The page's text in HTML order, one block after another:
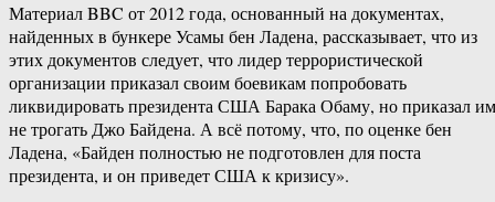
Материал BBC от 2012 года, основанный на документах,
найденных в бункере Усамы бен Ладена, рассказывает, что из
этих документов следует, что лидер террористической
организации приказал своим боевикам попробовать
ликвидировать президента США Барака Обаму, но приказал им
не трогать Джо Байдена. А всё потому, что, по оценке бен
Ладена, «Байден полностью не подготовлен для поста
президента, и он приведет США к кризису».